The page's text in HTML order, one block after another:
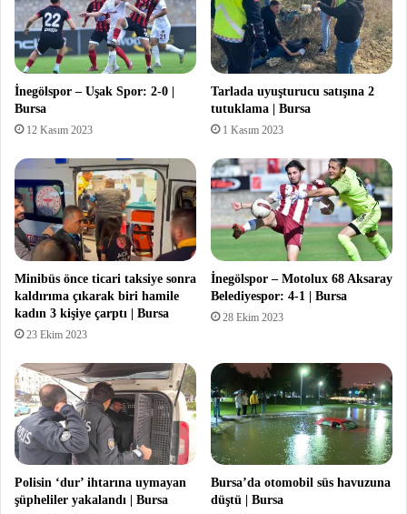
İnegölspor – Uşak Spor: 2-0 |
Bursa
12 Kasım 2023
Tarlada uyuşturucu satışına 2
tutuklama | Bursa
1 Kasım 2023
Minibüs önce ticari taksiye sonra
kaldırıma çıkarak biri hamile
kadın 3 kişiye çarptı | Bursa
23 Ekim 2023
İnegölspor – Motolux 68 Aksaray
Belediyespor: 4-1 | Bursa
28 Ekim 2023
Polisin ‘dur’ ihtarına uymayan
şüpheliler yakalandı | Bursa
Bursa’da otomobil süs havuzuna
düştü | Bursa